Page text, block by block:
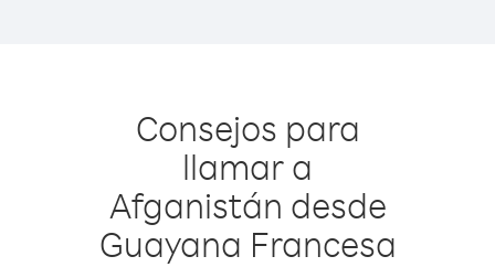
Consejos para
llamar a
Afganistán desde
Guayana Francesa